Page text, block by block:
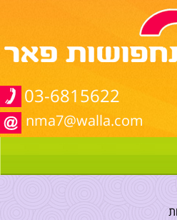
03-6815622
nma7@walla.com